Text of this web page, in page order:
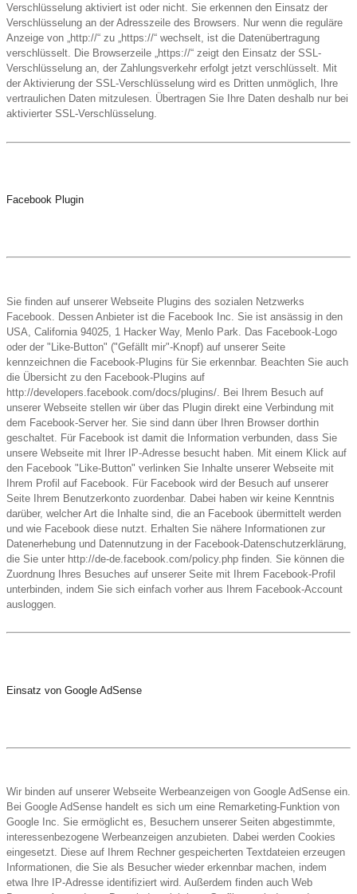
Verschlüsselung aktiviert ist oder nicht. Sie erkennen den Einsatz der
Verschlüsselung an der Adresszeile des Browsers. Nur wenn die reguläre
Anzeige von „http://“ zu „https://“ wechselt, ist die Datenübertragung
verschlüsselt. Die Browserzeile „https://“ zeigt den Einsatz der SSL-
Verschlüsselung an, der Zahlungsverkehr erfolgt jetzt verschlüsselt. Mit
der Aktivierung der SSL-Verschlüsselung wird es Dritten unmöglich, Ihre
vertraulichen Daten mitzulesen. Übertragen Sie Ihre Daten deshalb nur bei
aktivierter SSL-Verschlüsselung.
Facebook Plugin
Sie finden auf unserer Webseite Plugins des sozialen Netzwerks
Facebook. Dessen Anbieter ist die Facebook Inc. Sie ist ansässig in den
USA, California 94025, 1 Hacker Way, Menlo Park. Das Facebook-Logo
oder der "Like-Button" ("Gefällt mir"-Knopf) auf unserer Seite
kennzeichnen die Facebook-Plugins für Sie erkennbar. Beachten Sie auch
die Übersicht zu den Facebook-Plugins auf
http://developers.facebook.com/docs/plugins/. Bei Ihrem Besuch auf
unserer Webseite stellen wir über das Plugin direkt eine Verbindung mit
dem Facebook-Server her. Sie sind dann über Ihren Browser dorthin
geschaltet. Für Facebook ist damit die Information verbunden, dass Sie
unsere Webseite mit Ihrer IP-Adresse besucht haben. Mit einem Klick auf
den Facebook "Like-Button" verlinken Sie Inhalte unserer Webseite mit
Ihrem Profil auf Facebook. Für Facebook wird der Besuch auf unserer
Seite Ihrem Benutzerkonto zuordenbar. Dabei haben wir keine Kenntnis
darüber, welcher Art die Inhalte sind, die an Facebook übermittelt werden
und wie Facebook diese nutzt. Erhalten Sie nähere Informationen zur
Datenerhebung und Datennutzung in der Facebook-Datenschutzerklärung,
die Sie unter http://de-de.facebook.com/policy.php finden. Sie können die
Zuordnung Ihres Besuches auf unserer Seite mit Ihrem Facebook-Profil
unterbinden, indem Sie sich einfach vorher aus Ihrem Facebook-Account
ausloggen.
Einsatz von Google AdSense
Wir binden auf unserer Webseite Werbeanzeigen von Google AdSense ein.
Bei Google AdSense handelt es sich um eine Remarketing-Funktion von
Google Inc. Sie ermöglicht es, Besuchern unserer Seiten abgestimmte,
interessenbezogene Werbeanzeigen anzubieten. Dabei werden Cookies
eingesetzt. Diese auf Ihrem Rechner gespeicherten Textdateien erzeugen
Informationen, die Sie als Besucher wieder erkennbar machen, indem
etwa Ihre IP-Adresse identifiziert wird. Außerdem finden auch Web